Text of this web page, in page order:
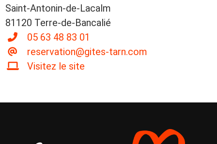
Saint-Antonin-de-Lacalm
81120 Terre-de-Bancalié
05 63 48 83 01
reservation@gites-tarn.com
Visitez le site